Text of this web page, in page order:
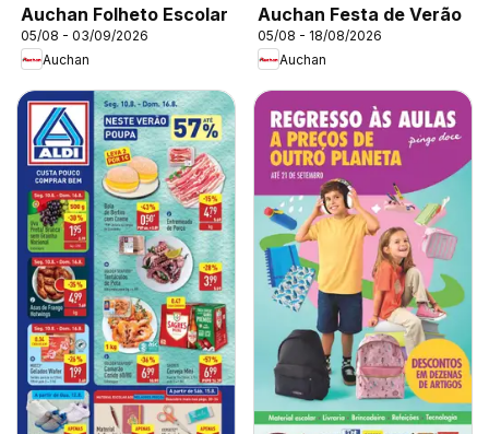
Auchan Folheto Escolar
05/08 - 03/09/2026
Auchan
Auchan Festa de Verão
05/08 - 18/08/2026
Auchan